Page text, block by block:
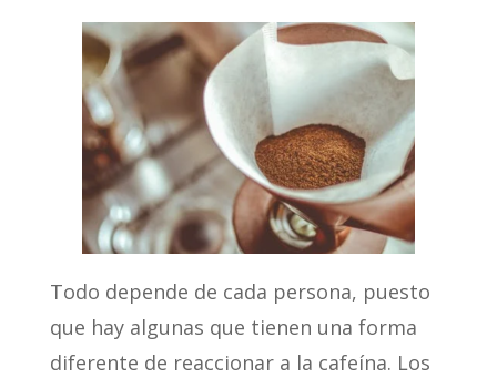
Todo depende de cada persona, puesto
que hay algunas que tienen una forma
diferente de reaccionar a la cafeína. Los